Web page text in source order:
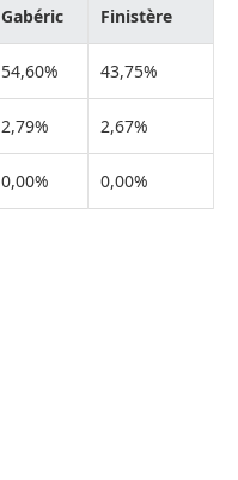
Gabéric
Finistère
54,60% 43,75%
2,79% 2,67%
0,00% 0,00%